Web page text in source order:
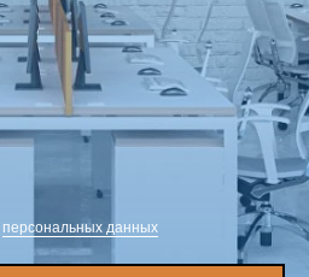
персональных данных